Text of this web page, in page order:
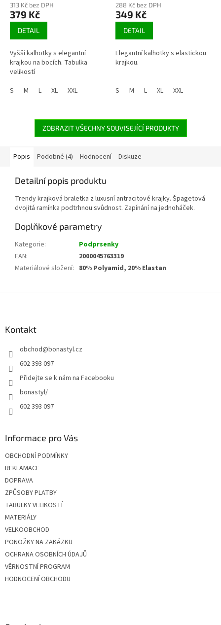
313 Kč bez DPH
379 Kč
DETAIL
Vyšší kalhotky s elegantní
krajkou na bocích. Tabulka
velikostí
S
M L XL XXL
288 Kč bez DPH
349 Kč
DETAIL
Elegantní kalhotky s elastickou
krajkou.
S M L XL XXL
ZOBRAZIT VŠECHNY SOUVISEJÍCÍ PRODUKTY
Popis Podobné (4) Hodnocení Diskuze
Detailní popis produktu
Trendy krajková braletka z luxusní antracitové krajky. Špagetová
dvojitá ramínka podtrhnou svůdnost. Zapínání na jednoháček.
Doplňkové parametry
Kategorie:
Podprsenky
EAN:
2000045763319
Materiálové složení: 80% Polyamid, 20% Elastan
Kontakt
obchod@bonastyl.cz
602 393 097
Přidejte se k nám na Facebooku
bonastyl/
602 393 097
Informace pro Vás
OBCHODNÍ PODMÍNKY
REKLAMACE
DOPRAVA
ZPŮSOBY PLATBY
TABULKY VELIKOSTÍ
MATERIÁLY
VELKOOBCHOD
PONOŽKY NA ZAKÁZKU
OCHRANA OSOBNÍCH ÚDAJŮ
VĚRNOSTNÍ PROGRAM
HODNOCENÍ OBCHODU